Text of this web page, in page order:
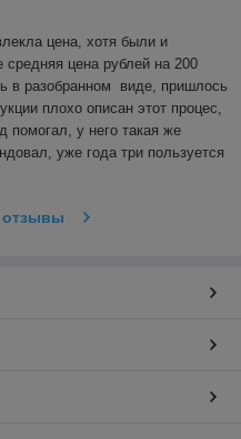
цена, хотя были и
средняя цена рублей на 200
разобранном  виде, пришлось
плохо описан этот процес,
помогал, у него такая же
уже года три пользуется
отзывы